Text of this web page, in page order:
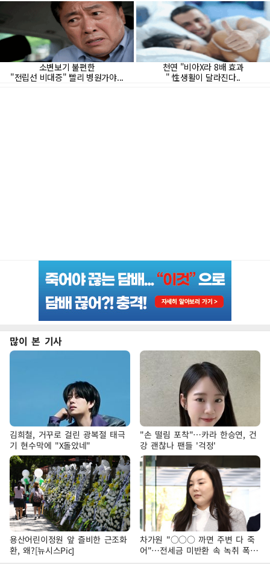
많이 본 기사
김희철, 거꾸로 걸린 광복절 태극
기 현수막에 "X돌았네"
"손 떨림 포착"…카라 한승연, 건
강 괜찮나 팬들 '걱정'
용산어린이정원 앞 즐비한 근조화
환, 왜?[뉴시스Pic]
차가원 "○○○ 까면 주변 다 죽
어"…전세금 미반환 속 녹취 폭로
파장